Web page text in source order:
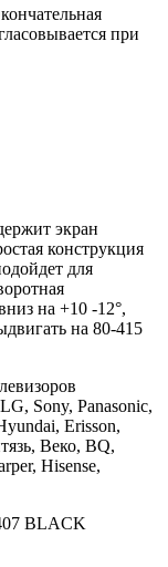
при
экран
конструкция
для
на +10 -12°,
на 80-415
Sony, Panasonic,
Erisson,
Веко, BQ,
Hisense,
BLACK